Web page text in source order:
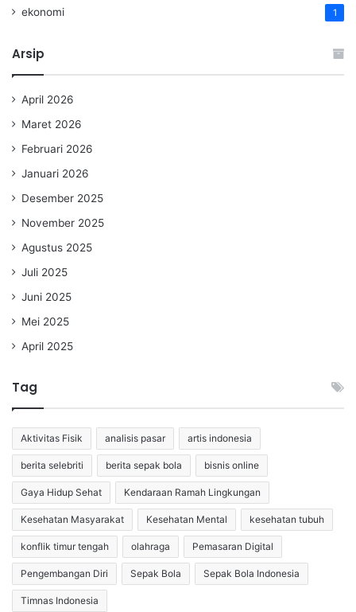
ekonomi 1
Arsip
April 2026
Maret 2026
Februari 2026
Januari 2026
Desember 2025
November 2025
Agustus 2025
Juli 2025
Juni 2025
Mei 2025
April 2025
Tag
Aktivitas Fisik analisis pasar artis indonesia
berita selebriti berita sepak bola bisnis online
Gaya Hidup Sehat Kendaraan Ramah Lingkungan
Kesehatan Masyarakat Kesehatan Mental kesehatan tubuh
konflik timur tengah olahraga Pemasaran Digital
Pengembangan Diri Sepak Bola Sepak Bola Indonesia
Timnas Indonesia